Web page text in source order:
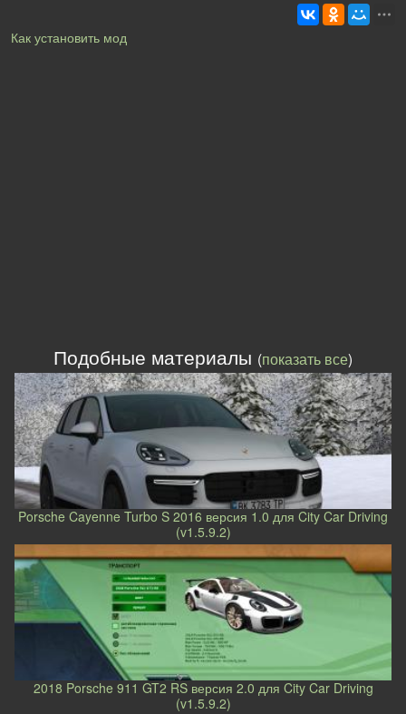
Как установить мод
Подобные материалы (показать все)
Porsche Cayenne Turbo S 2016 версия 1.0 для City Car Driving
(v1.5.9.2)
2018 Porsche 911 GT2 RS версия 2.0 для City Car Driving
(v1.5.9.2)